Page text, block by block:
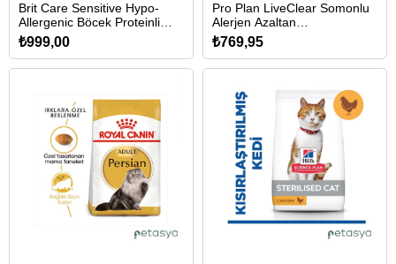
Brit Care Sensitive Hypo-
Allergenic Böcek Proteinli
Tahılsız Yetişkin Kedi Maması
2 Kg
₺999,00
Pro Plan LiveClear Somonlu
Alerjen Azaltan
Kısırlaştırılmış Kedi Maması
1,4kg
₺769,95